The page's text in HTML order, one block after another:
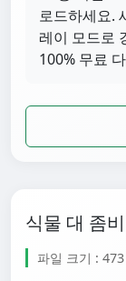
로드하세요.
레이 모드로
100% 무료
식물 대 좀
파일 크기 :